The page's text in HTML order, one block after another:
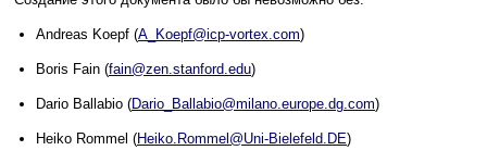
Andreas Koepf (A_Koepf@icp-vortex.com)
Boris Fain (fain@zen.stanford.edu)
Dario Ballabio (Dario_Ballabio@milano.europe.dg.com)
Heiko Rommel (Heiko.Rommel@Uni-Bielefeld.DE)